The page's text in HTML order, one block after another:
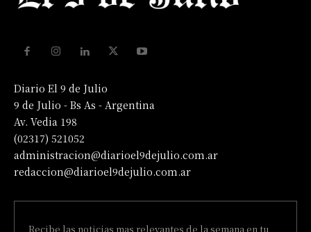
Diario El 9 de Julio
9 de Julio - Bs As - Argentina
Av. Vedia 198
(02317) 521052
administracion@diarioel9dejulio.com.ar
redaccion@diarioel9dejulio.com.ar
Recibe las noticias mas relevantes de la semana en tu